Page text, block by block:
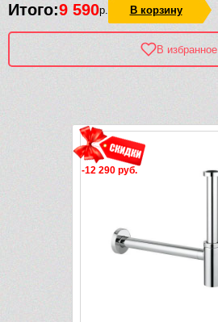
Итого:9 590р. В корзину
В избранное
-1 585 руб.